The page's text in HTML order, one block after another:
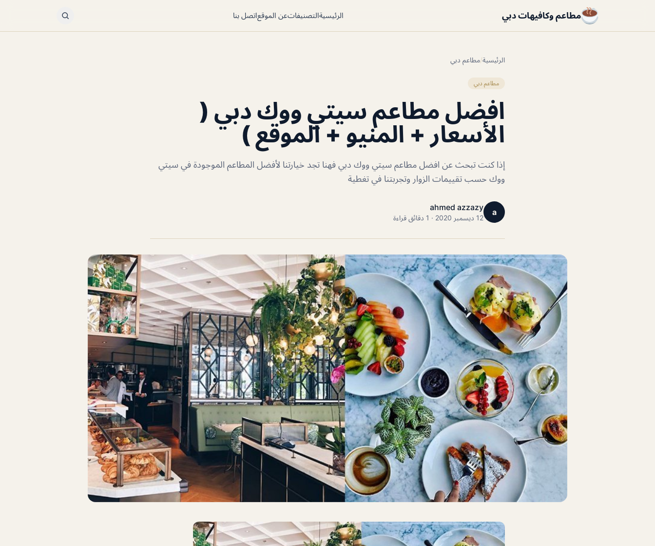
مطاعم وكافيهات دبي الرئيسيةالتصنيفاتعن الموقعاتصل بنا
الرئيسية/مطاعم دبي
مطاعم دبي
افضل مطاعم سيتي ووك دبي (
الأسعار + المنيو + الموقع )
إذا كنت تبحث عن افضل مطاعم سيتي ووك دبي فهنا تجد خيارتنا لأفضل المطاعم الموجودة في سيتي
ووك حسب تقييمات الزوار وتجربتنا في تغطية
a
ahmed azzazy
12 ديسمبر 2020 · 1 دقائق قراءة